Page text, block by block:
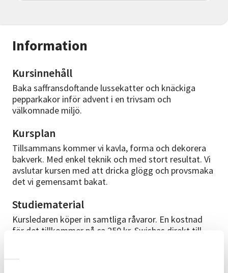
Information
Kursinnehåll
Baka saffransdoftande lussekatter och knäckiga
pepparkakor inför advent i en trivsam och
välkomnade miljö.
Kursplan
Tillsammans kommer vi kavla, forma och dekorera
bakverk. Med enkel teknik och med stort resultat. Vi
avslutar kursen med att dricka glögg och provsmaka
det vi gemensamt bakat.
Studiematerial
Kursledaren köper in samtliga råvaror. En kostnad
för det tillkommer på ca 250 kr. Swishas direkt till